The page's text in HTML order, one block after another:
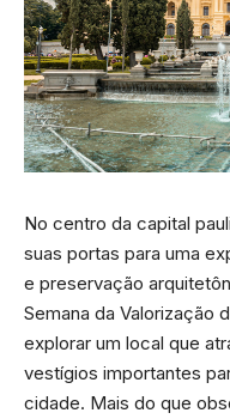
No centro da capital
suas portas para uma
e preservação
Semana da Valorização
explorar um local que
vestígios importantes
cidade. Mais do que